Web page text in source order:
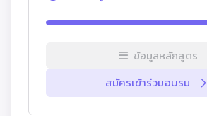
ข้อมูลหลักสูตร
สมัครเข้าร่วมอบรม